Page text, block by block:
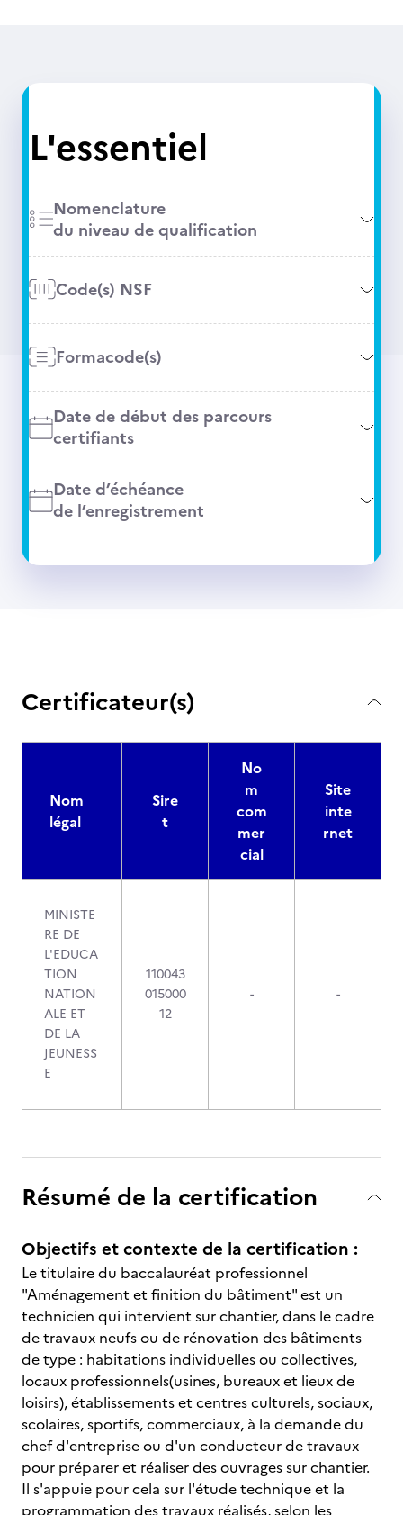
L'essentiel
Nomenclature
du niveau de qualification
Code(s) NSF
Formacode(s)
Date de début des parcours
certifiants
Date d’échéance
de l’enregistrement
Certificateur(s)
Nom
légal
Sire
t
No
m
com
mer
cial
Site
inte
rnet
MINISTE
RE DE
L'EDUCA
TION
NATION
ALE ET
DE LA
JEUNESS
E
110043
015000
12
- -
Résumé de la certification
Objectifs et contexte de la certification :
Le titulaire du baccalauréat professionnel
"Aménagement et finition du bâtiment" est un
technicien qui intervient sur chantier, dans le cadre
de travaux neufs ou de rénovation des bâtiments
de type : habitations individuelles ou collectives,
locaux professionnels(usines, bureaux et lieux de
loisirs), établissements et centres culturels, sociaux,
scolaires, sportifs, commerciaux, à la demande du
chef d'entreprise ou d'un conducteur de travaux
pour préparer et réaliser des ouvrages sur chantier.
Il s'appuie pour cela sur l'étude technique et la
programmation des travaux réalisés, selon les